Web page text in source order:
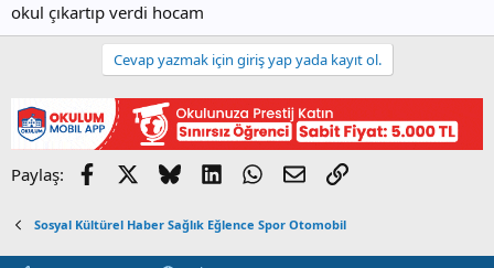
okul çıkartıp verdi hocam
Cevap yazmak için giriş yap yada kayıt ol.
Paylaş: Facebook BlueskyLinkedInWhatsApp
E-postaLink
Sosyal Kültürel Haber Sağlık Eğlence Spor Otomobil